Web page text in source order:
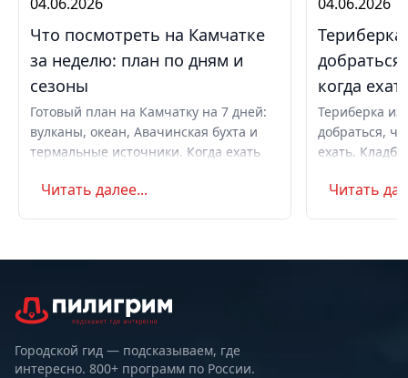
Что посмотреть на Камчатке
за неделю: план по дням и
сезоны
Готовый план на Камчатку на 7 дней:
вулканы, океан, Авачинская бухта и
термальные источники. Когда ехать
самостоятельно или с туром.
Читать далее...
когда
Териберка
добраться,
ехать.
Маршрут на
Читать
Городской гид — подсказываем, где
интересно. 800+ программ по России.